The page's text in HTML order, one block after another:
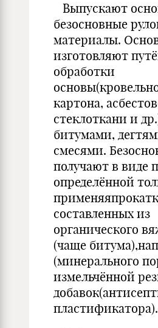
Выпускают
безосновные
материалы.
изготовляют
обработки
картона,
стеклоткани и
битумами,
смесями.
получают в виде
определённой
составленных из
органического
(чаще
(минерального
измельчённой
пластификатора).